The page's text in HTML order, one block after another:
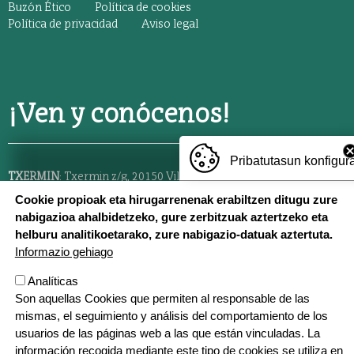
TESTU-LEGALAK
Buzón Ético
Política de cookies
Política de privacidad
Aviso legal
¡Ven y conócenos!
TXERMIN : Txermin z/g, 20150 Villabona,
CENTRO: Berria 55, 20150 Villabona,943 69 23 21
ZIZURKIL : Pagamuño z/g, 20159 Zizurkil,688 727 206
En red
Pribatutasun
Cookie propioak eta hirugarrenenak erabiltzen ditugu zure
nabigazioa ahalbidetzeko, gure zerbitzuak aztertzeko eta
helburu analitikoetarako, zure nabigazio-datuak aztertuta.
Informazio gehiago
Analíticas
Son aquellas Cookies que permiten al responsable de las
mismas, el seguimiento y análisis del comportamiento de los
usuarios de las páginas web a las que están vinculadas. La
información recogida mediante este tipo de cookies se utiliza en